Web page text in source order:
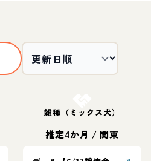
雑種（ミックス犬）
推定4か月 / 関東